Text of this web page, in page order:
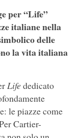
per “Life”
italiane nella
delle
la vita italiana
Lifededicato
le piazze come
Cartier-